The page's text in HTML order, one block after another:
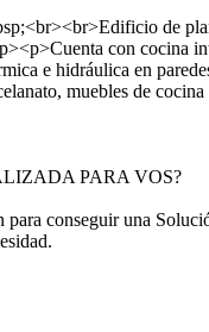
de
con cocina
e hidráulica en
muebles de
PARA VOS?
conseguir una